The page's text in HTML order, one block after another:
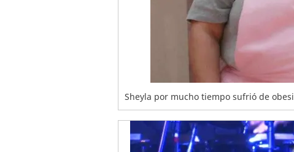
Sheyla por mucho tiempo sufrió de